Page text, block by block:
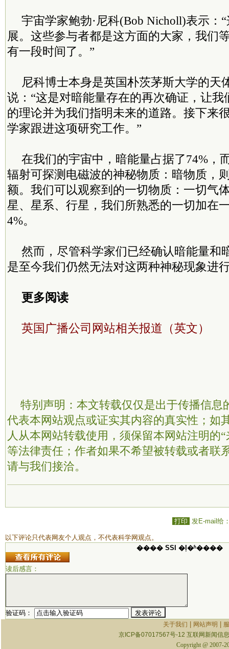
宇宙学家鲍勃·尼科(Bob Nicholl)表示：
展。这些参与者都是这方面的大家，我们
有一段时间了。”
尼科博士本身是英国朴茨茅斯大学的天
说：“这是对暗能量存在的再次确证，让
的理论并为我们指明未来的道路。接下来
学家跟进这项研究工作。”
在我们的宇宙中，暗能量占据了74%，
辐射可探测电磁波的神秘物质：暗物质，
额。我们可以观察到的一切物质：一切气
星、星系、行星，我们所熟悉的一切加在
4%。
然而，尽管科学家们已经确认暗能量和
是至今我们仍然无法对这两种神秘现象进
更多阅读
英国广播公司网站相关报道（英文）
特别声明：本文转载仅仅是出于传播信息
代表本网站观点或证实其内容的真实性；如
人从本网站转载使用，须保留本网站注明的
等法律责任；作者如果不希望被转载或者联
请与我们接洽。
打印 发E-mail给
以下评论只代表网友个人观点，不代表科学网观点。
���� SSI �ļ�ʱ����
读后感言：
验证码：
关于我们 | 网站声明 |
京ICP备07017567号-12 互联网新闻信
Copyright @ 2007-